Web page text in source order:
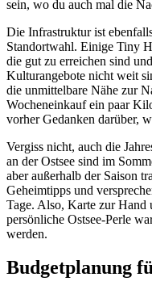
sein, wo du auch mal die
Die Infrastruktur ist
Standortwahl. Einige Tiny
die gut zu erreichen sind
Kulturangebote nicht weit
die unmittelbare Nähe zur
Wocheneinkauf ein paar
vorher Gedanken darüber,
Vergiss nicht, auch die
an der Ostsee sind im
aber außerhalb der Saison
Geheimtipps und
Tage. Also, Karte zur Hand
persönliche Ostsee-Perle
werden.
Budgetplanung